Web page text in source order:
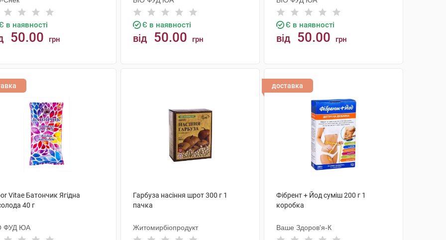
в наявності
50.00 грн
Є в наявності
від 50.00 грн
Є в наявності
від 50.00 грн
Vitae Батончик Ягідна
40 г
ФУД ЮА
Гарбуза насіння шрот 300 г 1
пачка
Житомирбіопродукт
доставка
Фібрент + Йод суміш 200 г 1
коробка
Ваше Здоров'я-К